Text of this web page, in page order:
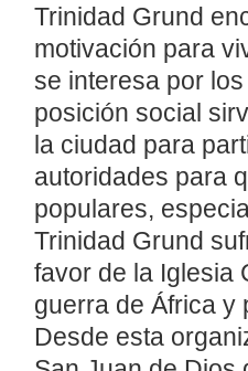
Trinidad Grund
motivación para
se interesa por
posición social
la ciudad para
autoridades para
populares,
Trinidad Grund
favor de la Iglesia
guerra de África y
Desde esta